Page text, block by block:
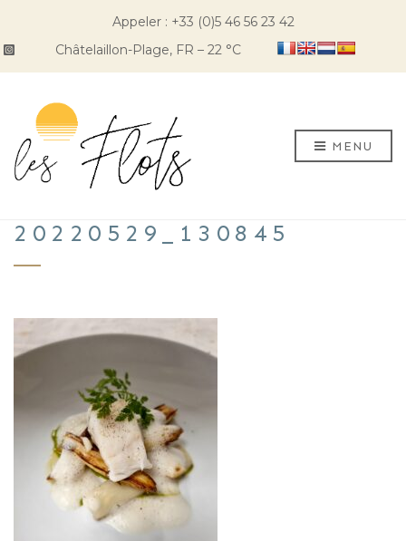
Appeler : +33 (0)5 46 56 23 42
Châtelaillon-Plage, FR – 22 C
MENU
20220529_130845